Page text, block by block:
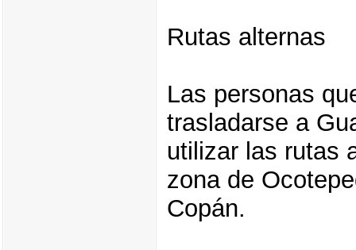
Rutas alternas
Las personas
trasladarse a
utilizar las rutas
zona de
Copán.